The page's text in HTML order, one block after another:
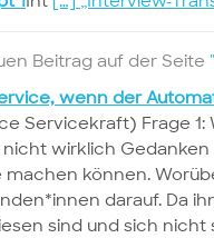
Beitrag auf der Seite
wenn der
Servicekraft) Frage
nicht wirklich
können.
darauf. Da
sind und sich